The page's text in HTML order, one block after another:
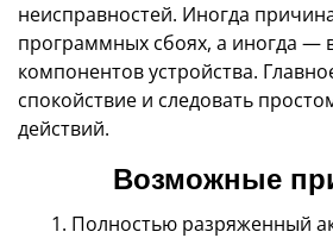
неисправностей. Иногда
программных сбоях, а иногда —
компонентов устройства.
спокойствие и следовать
действий.
Возможные
Полностью разряженный